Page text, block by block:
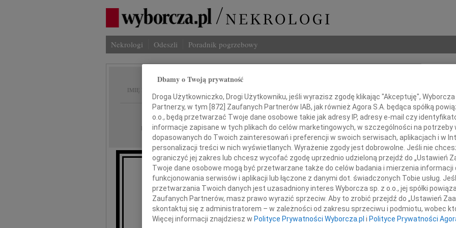
Nekrologi Odeszli Poradnik pogrzebowy
IMIĘ I NAZWISKO: Ewa Stengel
REGION: Kraków
DATA EMISJI: 22.02.2013
Żegnamy
Ewę Stengl
INNE
Dla
Z
23
Dbamy o Twoją prywatność
Droga Użytkowniczko, Drogi Użytkowniku, jeśli wyrazisz zgodę klikając "Akceptuję",
Partnerzy, w tym [ 872 ] Zaufanych Partnerów IAB, jak również Agora S.A. będąca spółką
o.o., będą przetwarzać Twoje dane osobowe takie jak adresy IP, adresy e-mail czy
informacje zapisane w tych plikach do celów marketingowych, w szczególności na potrzeby
dopasowanych do Twoich zainteresowań i preferencji w swoich serwisach, aplikacjach i w
personalizacji treści w nich wyświetlanych. Wyrażenie zgody jest dobrowolne. Jeśli nie
ograniczyć jej zakres lub chcesz wycofać zgodę uprzednio udzieloną przejdź do „Ustawień
Twoje dane osobowe mogą być przetwarzane także do celów badania i mierzenia
funkcjonowania serwisów i aplikacji lub łączone z danymi dot. świadczonych Tobie usług.
przetwarzania Twoich danych jest uzasadniony interes Wyborcza sp. z o.o., jej spółki
Zaufanych Partnerów, masz prawo wyrazić sprzeciw. Aby to zrobić przejdź do „Ustawień
skontaktuj się z administratorem – w zależności od zakresu sprzeciwu i podmiotu, wobec
Więcej informacji znajdziesz w Polityce Prywatności Wyborcza.pl i Polityce Prywatności